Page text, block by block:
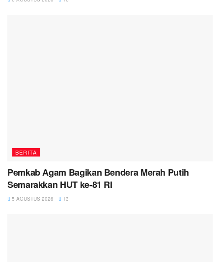
BERITA
Pemkab Agam Bagikan Bendera Merah Putih
Semarakkan HUT ke-81 RI
5 AGUSTUS 2026 13